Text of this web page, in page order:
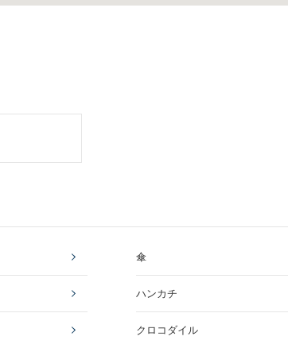
傘
ハンカチ
クロコダイル